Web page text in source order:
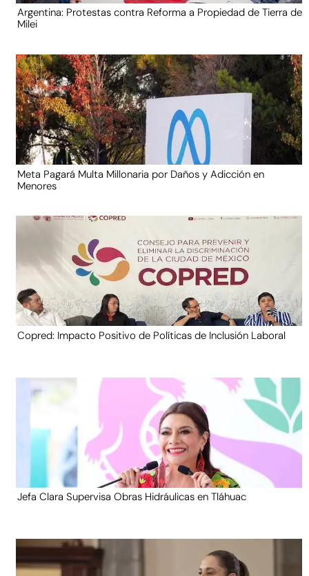
Argentina: Protestas contra Reforma a Propiedad de Tierra de
Milei
Meta Pagará Multa Millonaria por Daños y Adicción en
Menores
Copred: Impacto Positivo de Políticas de Inclusión Laboral
Jefa Clara Supervisa Obras Hidráulicas en Tláhuac